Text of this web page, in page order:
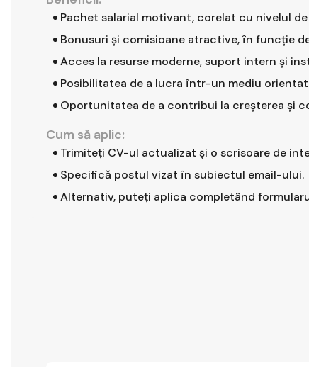
Pachet salarial motivant, corelat cu nivelul
Bonusuri și comisioane atractive, în funcție
Acces la resurse moderne, suport intern și
Posibilitatea de a lucra într-un mediu
Oportunitatea de a contribui la creșterea și
Cum să aplic:
Trimiteți CV-ul actualizat și o scrisoare de
Specifică postul vizat în subiectul email-ului.
Alternativ, puteți aplica completând